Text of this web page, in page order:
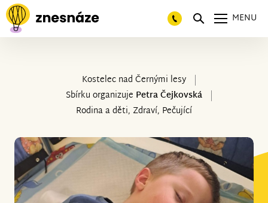
MENU
Kostelec nad Černými lesy
Sbírku organizuje Petra Čejkovská
Rodina a děti, Zdraví, Pečující